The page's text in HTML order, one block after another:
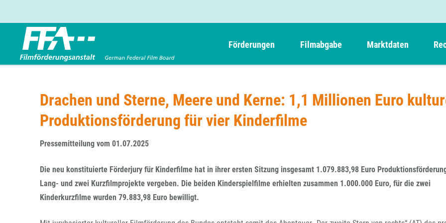
Förderungen
Entwicklungsförderung
Produktionsförderung
Verleihförderung
Folgevorhaben aus BKM-Preismitteln
Förderprogramm Filmerbe
Eigenkapitalaufstockung
Navigation
überspringen
Einreich- und Sitzungstermine
Webinare
Förderergebnisse
Erlösabrechnung
Exportbeitrag
Filmabgabe
Filmabgabe von Videoprogrammanbietern
Filmabgabe von Fernsehveranstaltern
Marktdaten
FFA 2025
Die FFA in Kürze
Gremien
Referendariat
Vergabebekanntmachung
Kurzfilmpreis Short Tiger
German Films und Vision Kino
Der besondere Kinderfilm
Drachen und Sterne, Meere und Kerne: 1,1 Millionen Euro
Produktionsförderung für vier Kinderfilme
Pressemitteilung vom 01.07.2025
Die neu konstituierte Förderjury für Kinderfilme hat in ihrer ersten Sitzung insgesamt 1.079.883,98 Euro
Lang- und zwei Kurzfilmprojekte vergeben. Die beiden Kinderspielfilme erhielten zusammen 1.000.000 Euro, für die zwei
Kinderkurzfilme wurden 79.883,98 Euro bewilligt.